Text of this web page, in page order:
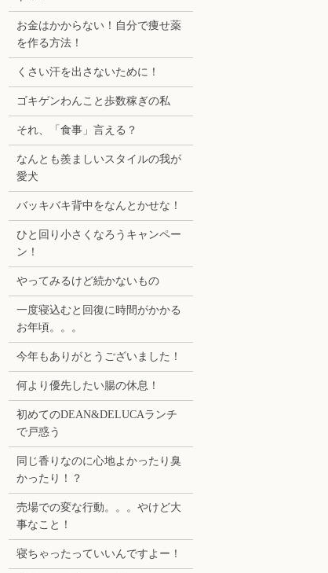
お金はかからない！自分で痩せ薬
を作る方法！
くさい汗を出さないために！
ゴキゲンわんこと歩数稼ぎの私
それ、「食事」言える？
なんとも羨ましいスタイルの我が
愛犬
バッキバキ背中をなんとかせな！
ひと回り小さくなろうキャンペー
ン！
やってみるけど続かないもの
一度寝込むと回復に時間がかかる
お年頃。。。
今年もありがとうございました！
何より優先したい腸の休息！
初めてのDEAN&DELUCAランチ
で戸惑う
同じ香りなのに心地よかったり臭
かったり！？
売場での変な行動。。。やけど大
事なこと！
寝ちゃったっていいんですよー！